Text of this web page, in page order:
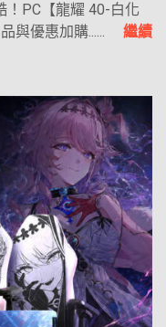
！PC【龍耀 40-白化
與優惠加購...... 繼續